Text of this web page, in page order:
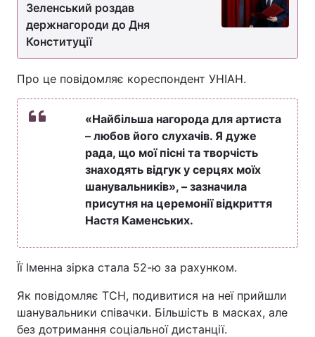
Зеленський роздав
держнагороди до Дня
Конституції
Про це повідомляє кореспондент УНІАН.
«Найбільша нагорода для артиста
– любов його слухачів. Я дуже
рада, що мої пісні та творчість
знаходять відгук у серцях моїх
шанувальників», – зазначила
присутня на церемонії відкриття
Настя Каменських.
Її Іменна зірка стала 52-ю за рахунком.
Як повідомляє ТСН, подивитися на неї прийшли
шанувальники співачки. Більшість в масках, але
без дотримання соціальної дистанції.